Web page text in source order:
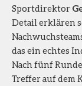
Sportdirektor
Detail erklären
das ein echtes
Nach fünf
Treffer auf dem